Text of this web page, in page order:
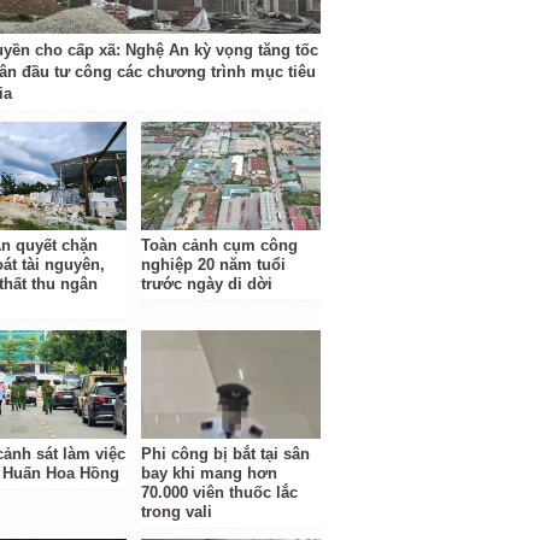
cho cấp xã: Nghệ An kỳ vọng tăng tốc
đầu tư công các chương trình mục tiêu
quyết chặn
tài nguyên,
thu ngân
Toàn cảnh cụm công
nghiệp 20 năm tuổi
trước ngày di dời
sát làm việc
Hoa Hồng
Phi công bị bắt tại sân
bay khi mang hơn
70.000 viên thuốc lắc
trong vali